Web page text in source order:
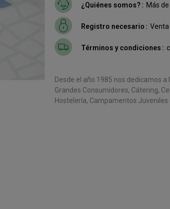
¿Quiénes somos? Más
Registro necesario Venta
Términos y condiciones
Desde el año 1985 nos dedicamos
Grandes Consumidores, Cátering,
Hostelería, Campamentos Juveniles